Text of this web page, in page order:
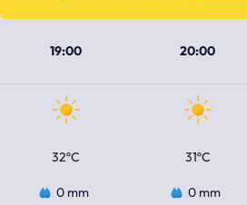
19:00 20:00
32ºC 31ºC
0 mm 0 mm